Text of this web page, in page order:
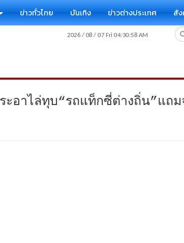
ข่าวทั่วไทย บันเทิง ข่าวต่างประเทศ สั
อาไล่ทุบ“รถแท็กซี่ต่างถิ่น”แถม